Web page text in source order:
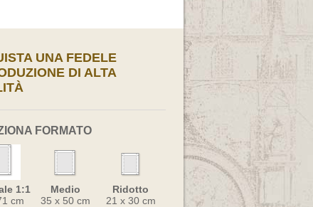
UNA FEDELE
DI ALTA
FORMATO
1:1
cm
Medio
35 x 50 cm
Ridotto
21 x 30 cm